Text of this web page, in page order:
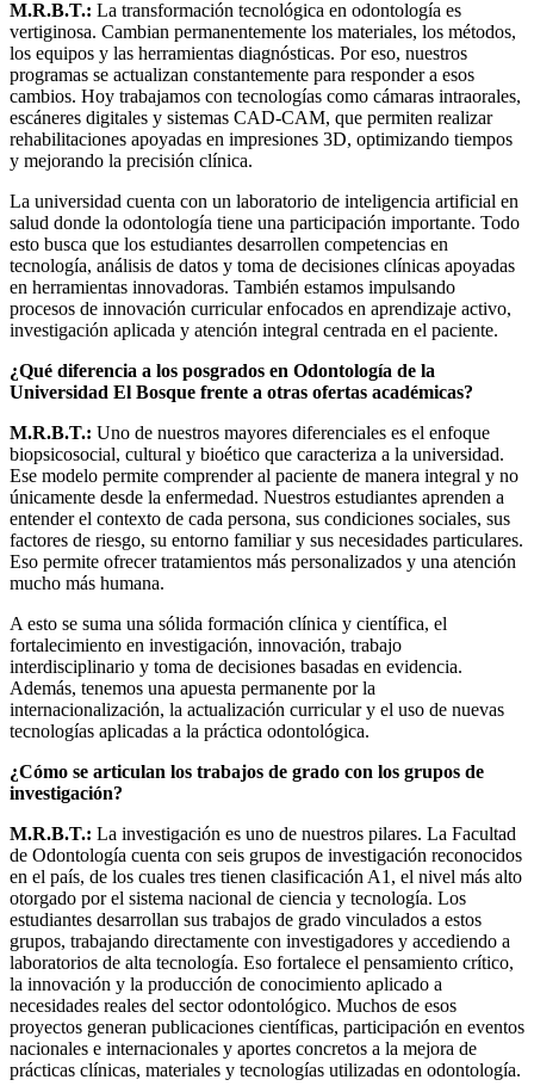
M.R.B.T.: La transformación tecnológica en odontología es
vertiginosa. Cambian permanentemente los materiales, los métodos,
los equipos y las herramientas diagnósticas. Por eso, nuestros
programas se actualizan constantemente para responder a esos
cambios. Hoy trabajamos con tecnologías como cámaras intraorales,
escáneres digitales y sistemas CAD-CAM, que permiten realizar
rehabilitaciones apoyadas en impresiones 3D, optimizando tiempos
y mejorando la precisión clínica.
La universidad cuenta con un laboratorio de inteligencia artificial en
salud donde la odontología tiene una participación importante. Todo
esto busca que los estudiantes desarrollen competencias en
tecnología, análisis de datos y toma de decisiones clínicas apoyadas
en herramientas innovadoras. También estamos impulsando
procesos de innovación curricular enfocados en aprendizaje activo,
investigación aplicada y atención integral centrada en el paciente.
¿Qué diferencia a los posgrados en Odontología de la
Universidad El Bosque frente a otras ofertas académicas?
M.R.B.T.: Uno de nuestros mayores diferenciales es el enfoque
biopsicosocial, cultural y bioético que caracteriza a la universidad.
Ese modelo permite comprender al paciente de manera integral y no
únicamente desde la enfermedad. Nuestros estudiantes aprenden a
entender el contexto de cada persona, sus condiciones sociales, sus
factores de riesgo, su entorno familiar y sus necesidades particulares.
Eso permite ofrecer tratamientos más personalizados y una atención
mucho más humana.
A esto se suma una sólida formación clínica y científica, el
fortalecimiento en investigación, innovación, trabajo
interdisciplinario y toma de decisiones basadas en evidencia.
Además, tenemos una apuesta permanente por la
internacionalización, la actualización curricular y el uso de nuevas
tecnologías aplicadas a la práctica odontológica.
¿Cómo se articulan los trabajos de grado con los grupos de
investigación?
M.R.B.T.: La investigación es uno de nuestros pilares. La Facultad
de Odontología cuenta con seis grupos de investigación reconocidos
en el país, de los cuales tres tienen clasificación A1, el nivel más alto
otorgado por el sistema nacional de ciencia y tecnología. Los
estudiantes desarrollan sus trabajos de grado vinculados a estos
grupos, trabajando directamente con investigadores y accediendo a
laboratorios de alta tecnología. Eso fortalece el pensamiento crítico,
la innovación y la producción de conocimiento aplicado a
necesidades reales del sector odontológico. Muchos de esos
proyectos generan publicaciones científicas, participación en eventos
nacionales e internacionales y aportes concretos a la mejora de
prácticas clínicas, materiales y tecnologías utilizadas en odontología.